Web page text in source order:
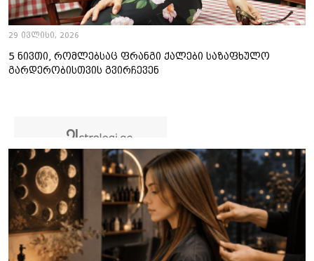
29 ივლისი, 2026
5 ნივთი, რომლებსაც ფრანგი ქალები საზაფხულო
გარდერობისთვის გვირჩევენ